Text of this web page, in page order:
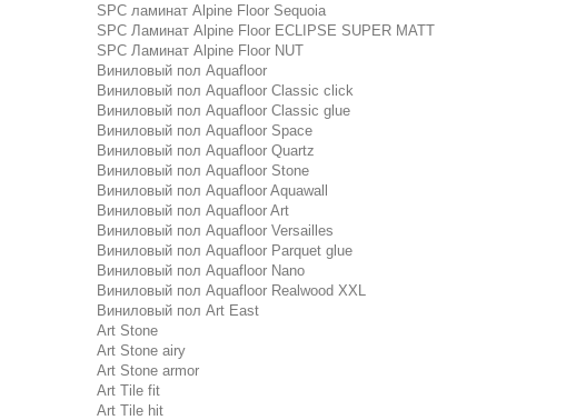
SPC ламинат Alpine Floor Sequoia
SPC Ламинат Alpine Floor ECLIPSE SUPER MATT
SPC Ламинат Alpine Floor NUT
Виниловый пол Aquafloor
Виниловый пол Aquafloor Classic click
Виниловый пол Aquafloor Classic glue
Виниловый пол Aquafloor Space
Виниловый пол Aquafloor Quartz
Виниловый пол Aquafloor Stone
Виниловый пол Aquafloor Aquawall
Виниловый пол Aquafloor Art
Виниловый пол Aquafloor Versailles
Виниловый пол Aquafloor Parquet glue
Виниловый пол Aquafloor Nano
Виниловый пол Aquafloor Realwood XXL
Виниловый пол Art East
Art Stone
Art Stone airy
Art Stone armor
Art Tile fit
Art Tile hit